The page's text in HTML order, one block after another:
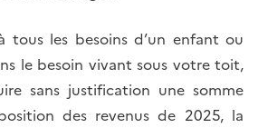
tous les besoins d’un enfant ou
le besoin vivant sous votre toit,
sans justification une somme
des revenus de 2025, la